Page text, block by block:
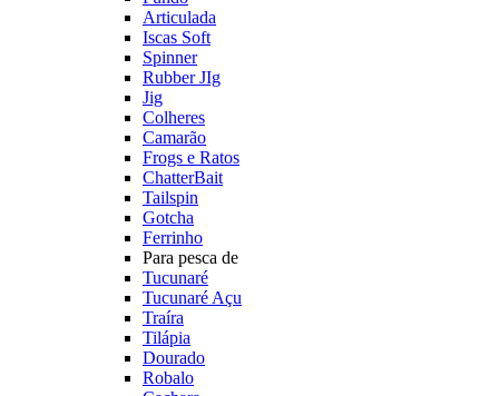
Articulada
Iscas Soft
Spinner
Rubber JIg
Jig
Colheres
Camarão
Frogs e Ratos
ChatterBait
Tailspin
Gotcha
Ferrinho
Para pesca de
Tucunaré
Tucunaré Açu
Traíra
Tilápia
Dourado
Robalo